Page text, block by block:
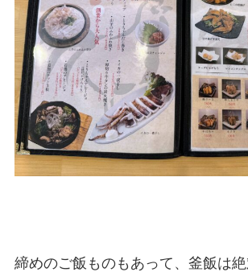
締めのご飯ものもあって、釜飯は